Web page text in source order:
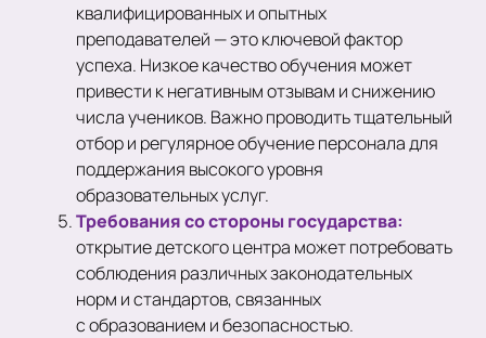
квалифицированных и опытных
преподавателей — это ключевой фактор
успеха. Низкое качество обучения может
привести к негативным отзывам и снижению
числа учеников. Важно проводить тщательный
отбор и регулярное обучение персонала для
поддержания высокого уровня
образовательных услуг.
Требования со стороны государства:
открытие детского центра может потребовать
соблюдения различных законодательных
норм и стандартов, связанных
с образованием и безопасностью.